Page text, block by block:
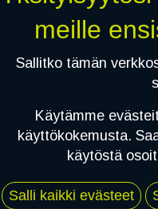
meille
Sallitko tämän
Käytämme
käyttökokemusta.
käytöstä
Salli kaikki evästeet